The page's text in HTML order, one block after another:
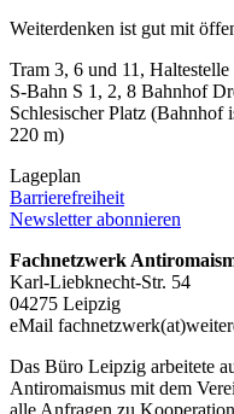
Weiterdenken ist gut mit
Tram 3, 6 und 11,
S-Bahn S 1, 2, 8 Bahnhof
Schlesischer Platz (Bahnhof
220 m)
Lageplan
Barrierefreiheit
Newsletter abonnieren
Fachnetzwerk
Karl-Liebknecht-Str. 54
04275 Leipzig
eMail
Das Büro Leipzig arbeitete
Antiromaismus mit dem